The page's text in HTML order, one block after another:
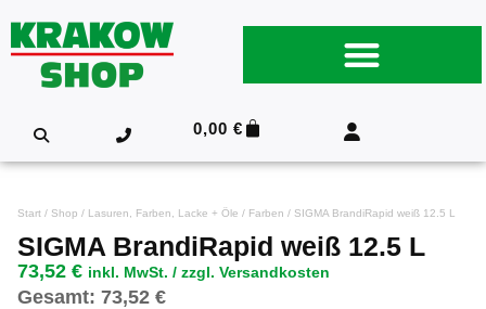
0,00€
Start / Shop / Lasuren, Farben, Lacke + Öle / Farben / SIGMA BrandiRapid weiß 12.5 L
SIGMA BrandiRapid weiß 12.5 L
73,52 € inkl. MwSt. / zzgl. Versandkosten
Gesamt: 73,52 €